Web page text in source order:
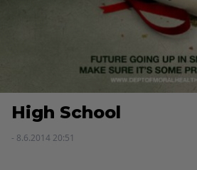
High School
- 8.6.2014 20:51